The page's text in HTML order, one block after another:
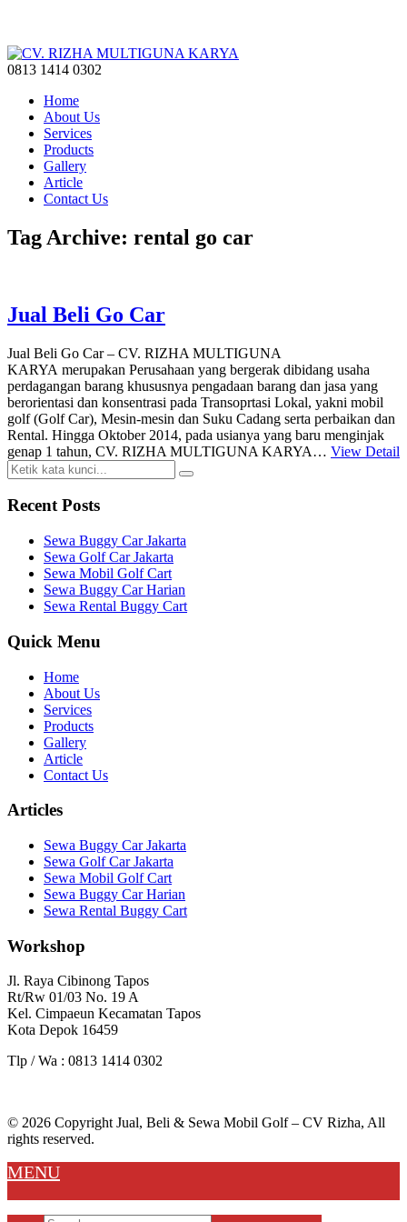
0813 1414 0302
Home
About Us
Services
Products
Gallery
Article
Contact Us
Tag Archive: rental go car
Jual Beli Go Car
Jual Beli Go Car – CV. RIZHA MULTIGUNA
KARYA merupakan Perusahaan yang bergerak dibidang usaha
perdagangan barang khususnya pengadaan barang dan jasa yang
berorientasi dan konsentrasi pada Transoprtasi Lokal, yakni mobil
golf (Golf Car), Mesin-mesin dan Suku Cadang serta perbaikan dan
Rental. Hingga Oktober 2014, pada usianya yang baru menginjak
genap 1 tahun, CV. RIZHA MULTIGUNA KARYA… View Detail
Recent Posts
Sewa Buggy Car Jakarta
Sewa Golf Car Jakarta
Sewa Mobil Golf Cart
Sewa Buggy Car Harian
Sewa Rental Buggy Cart
Quick Menu
Home
About Us
Services
Products
Gallery
Article
Contact Us
Articles
Sewa Buggy Car Jakarta
Sewa Golf Car Jakarta
Sewa Mobil Golf Cart
Sewa Buggy Car Harian
Sewa Rental Buggy Cart
Workshop
Jl. Raya Cibinong Tapos
Rt/Rw 01/03 No. 19 A
Kel. Cimpaeun Kecamatan Tapos
Kota Depok 16459
Tlp / Wa : 0813 1414 0302
© 2026 Copyright Jual, Beli & Sewa Mobil Golf – CV Rizha, All
rights reserved.
MENU